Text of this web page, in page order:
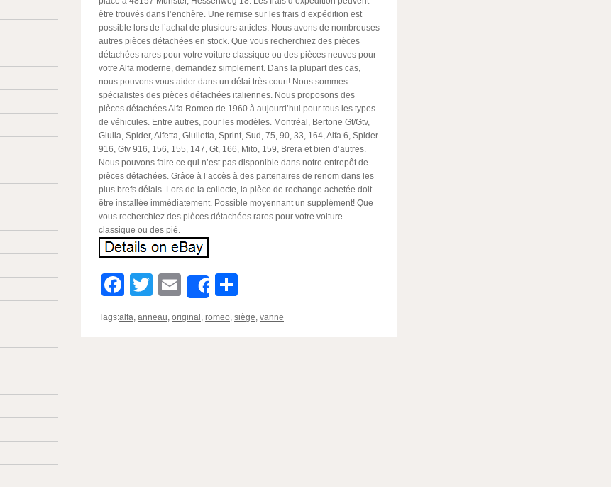
être trouvés dans l’enchère. Une remise sur les frais d’expédition est
possible lors de l’achat de plusieurs articles. Nous avons de nombreuses
autres pièces détachées en stock. Que vous recherchiez des pièces
détachées rares pour votre voiture classique ou des pièces neuves pour
votre Alfa moderne, demandez simplement. Dans la plupart des cas,
nous pouvons vous aider dans un délai très court! Nous sommes
spécialistes des pièces détachées italiennes. Nous proposons des
pièces détachées Alfa Romeo de 1960 à aujourd’hui pour tous les types
de véhicules. Entre autres, pour les modèles. Montréal, Bertone Gt/Gtv,
Giulia, Spider, Alfetta, Giulietta, Sprint, Sud, 75, 90, 33, 164, Alfa 6, Spider
916, Gtv 916, 156, 155, 147, Gt, 166, Mito, 159, Brera et bien d’autres.
Nous pouvons faire ce qui n’est pas disponible dans notre entrepôt de
pièces détachées. Grâce à l’accès à des partenaires de renom dans les
plus brefs délais. Lors de la collecte, la pièce de rechange achetée doit
être installée immédiatement. Possible moyennant un supplément! Que
vous recherchiez des pièces détachées rares pour votre voiture
classique ou des piè.
Facebook
TwitterEmailShare
Tags:alfa, anneau, original , romeo, siège, vanne